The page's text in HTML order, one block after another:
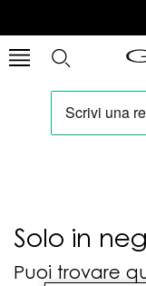
Solo in
Puoi trovare